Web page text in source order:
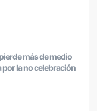
más de medio
la no celebración